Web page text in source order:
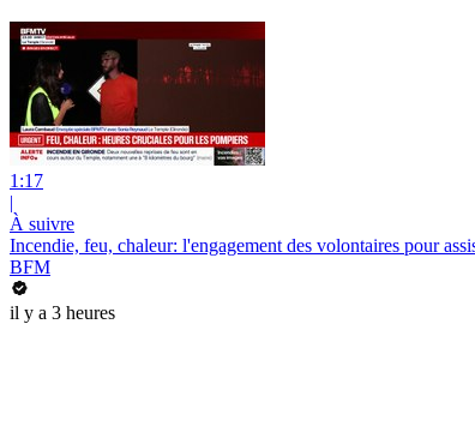
1:17
|
À suivre
Incendie, feu, chaleur: l'engagement des volontaires pour
BFM
il y a 3 heures